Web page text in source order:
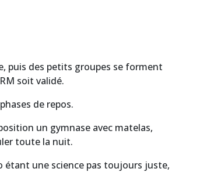
puis des petits groupes se forment
soit validé.
de repos.
un gymnase avec matelas,
toute la nuit.
étant une science pas toujours juste,